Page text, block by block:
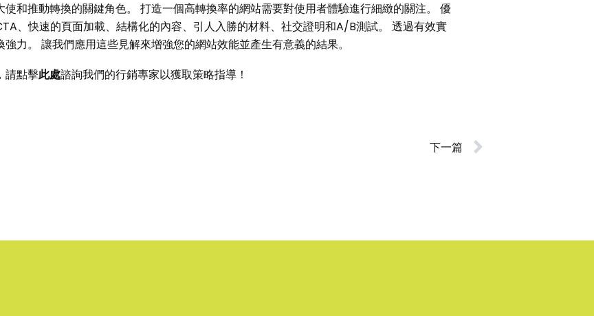
和推動轉換的關鍵角色。 打造一個高轉換率的網站需要對使用者體驗進行細緻的關注。 優
、快速的頁面加載、結構化的內容、引人入勝的材料、社交證明和A/B測試。 透過有效實
力。 讓我們應用這些見解來增強您的網站效能並產生有意義的結果。
請點擊此處諮詢我們的行銷專家以獲取策略指導！
下一篇